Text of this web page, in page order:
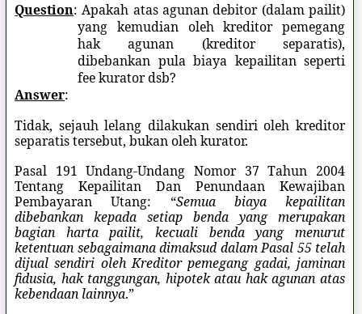
Question: Apakah atas agunan debitor (dalam pailit)
yang kemudian oleh kreditor pemegang
hak agunan (kreditor separatis),
dibebankan pula biaya kepailitan seperti
fee kurator dsb?
Answer:
Tidak, sejauh lelang dilakukan sendiri oleh kreditor
separatis tersebut, bukan oleh kurator.
Pasal 191 Undang-Undang Nomor 37 Tahun 2004
Tentang Kepailitan Dan Penundaan Kewajiban
Pembayaran Utang: “Semua biaya kepailitan
dibebankan kepada setiap benda yang merupakan
bagian harta pailit, kecuali benda yang menurut
ketentuan sebagaimana dimaksud dalam Pasal 55 telah
dijual sendiri oleh Kreditor pemegang gadai, jaminan
fidusia, hak tanggungan, hipotek atau hak agunan atas
kebendaan lainnya.”